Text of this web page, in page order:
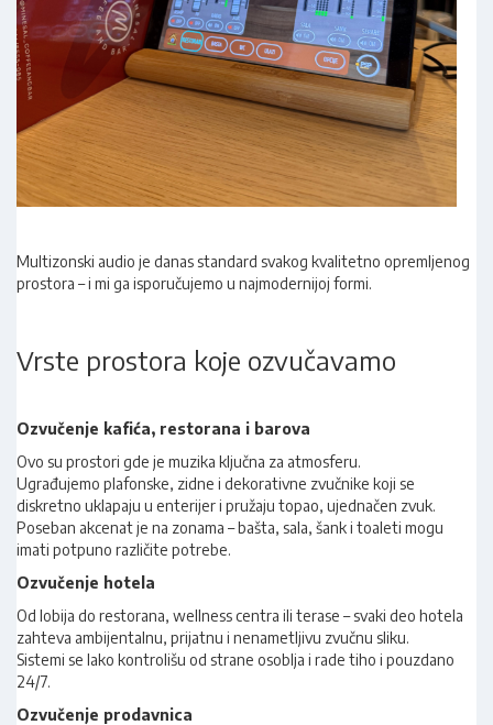
Multizonski audio je danas standard svakog kvalitetno opremljenog
prostora – i mi ga isporučujemo u najmodernijoj formi.
Vrste prostora koje ozvučavamo
Ozvučenje kafića, restorana i barova
Ovo su prostori gde je muzika ključna za atmosferu.
Ugrađujemo plafonske, zidne i dekorativne zvučnike koji se
diskretno uklapaju u enterijer i pružaju topao, ujednačen zvuk.
Poseban akcenat je na zonama – bašta, sala, šank i toaleti mogu
imati potpuno različite potrebe.
Ozvučenje hotela
Od lobija do restorana, wellness centra ili terase – svaki deo hotela
zahteva ambijentalnu, prijatnu i nenametljivu zvučnu sliku.
Sistemi se lako kontrolišu od strane osoblja i rade tiho i pouzdano
24/7.
Ozvučenje prodavnica